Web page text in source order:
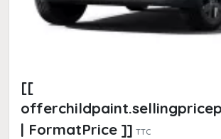
[[
| FormatPrice ]] TTC